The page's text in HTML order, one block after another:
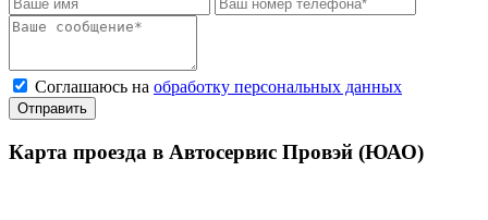
Соглашаюсь на обработку персональных данных
Отправить
Карта проезда в Автосервис Провэй (ЮАО)